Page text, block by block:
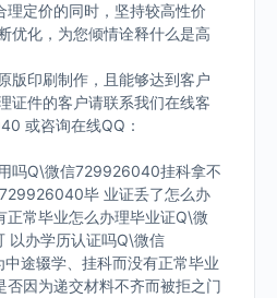
定价的同时，坚持较高性价
优化，为您倾情诠释什么是高
版印刷制作，且能够达到客户
证件的客户请联系我们在线客
或咨询在线QQ：
吗Q\微信729926040挂科拿不
毕 业证丢了怎么办
常毕业怎么办理毕业证Q\微
办学历认证吗Q\微信
途辍学、挂科而没有正常毕业
因为递交材料不齐而被拒之门